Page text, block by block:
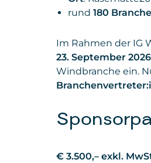
rund 180
Im Rahmen der IG
23. September 2026
Windbranche ein.
€ 3.500,– exkl.